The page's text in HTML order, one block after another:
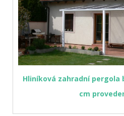
Hliníková zahradní pergola
cm